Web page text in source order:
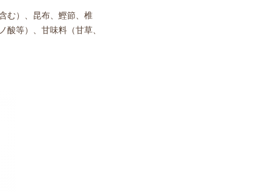
む）、昆布、鰹節、椎
酸等）、甘味料（甘草、